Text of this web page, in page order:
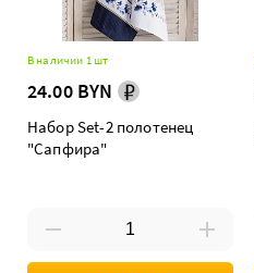
В наличии 1 шт
24.00 BYN
Набор Set-2 полотенец
"Сапфира"